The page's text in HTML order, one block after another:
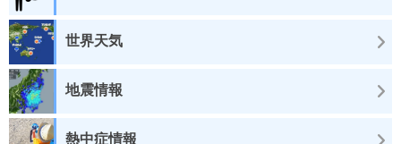
世界天気
地震情報
熱中症情報